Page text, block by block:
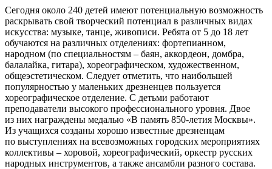
Сегодня около 240 детей имеют потенциальную возможность
раскрывать свой творческий потенциал в различных видах
искусства: музыке, танце, живописи. Ребята от 5 до 18 лет
обучаются на различных отделениях: фортепианном,
народном (по специальностям – баян, аккордеон, домбра,
балалайка, гитара), хореографическом, художественном,
общеэстетическом. Следует отметить, что наибольшей
популярностью у маленьких дрезненцев пользуется
хореографическое отделение. С детьми работают
преподаватели высокого профессионального уровня. Двое
из них награждены медалью «В память 850-летия Москвы».
Из учащихся созданы хорошо известные дрезненцам
по выступлениях на всевозможных городских мероприятиях
коллективы – хоровой, хореографический, оркестр русских
народных инструментов, а также ансамбли разного состава.